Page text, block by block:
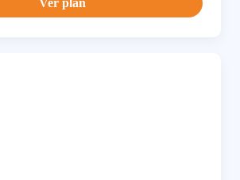
Ver plan